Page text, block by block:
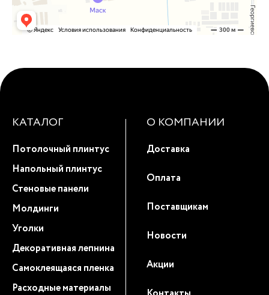
КАТАЛОГ
Потолочный плинтус
Напольный плинтус
Стеновые панели
Молдинги
Уголки
Декоративная лепнина
Самоклеящаяся пленка
Расходные материалы
О КОМПАНИИ
Доставка
Оплата
Поставщикам
Новости
Акции